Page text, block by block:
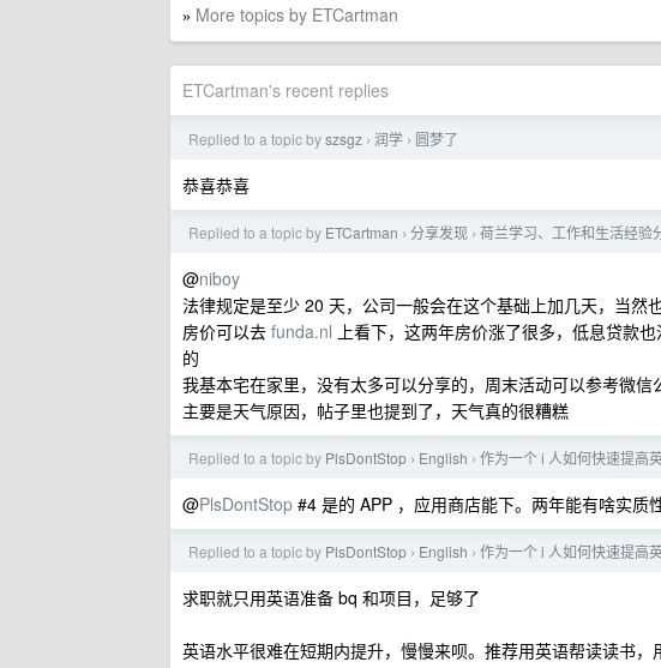
» More topics by ETCartman
ETCartman's recent replies
Replied to a topic byszsgz › 润学 › 圆梦了
恭喜恭喜
Replied to a topic by ETCartman › 分享发现 › 荷兰学习、工作和生活经验
@niboy
法律规定是至少 20 天，公司一般会在这个基础上加几天，当然
房价可以去 funda.nl 上看下，这两年房价涨了很多，低息贷款
的
我基本宅在家里，没有太多可以分享的，周末活动可以参考微信
主要是天气原因，帖子里也提到了，天气真的很糟糕
Replied to a topic by PlsDontStop › English › 作为一个 i 人如何快速提高
@PlsDontStop #4 是的 APP ，应用商店能下。两年能有啥实质
Replied to a topic by PlsDontStop › English › 作为一个 i 人如何快速提高
求职就只用英语准备 bq 和项目，足够了
英语水平很难在短期内提升，慢慢来呗。推荐用英语帮读读书